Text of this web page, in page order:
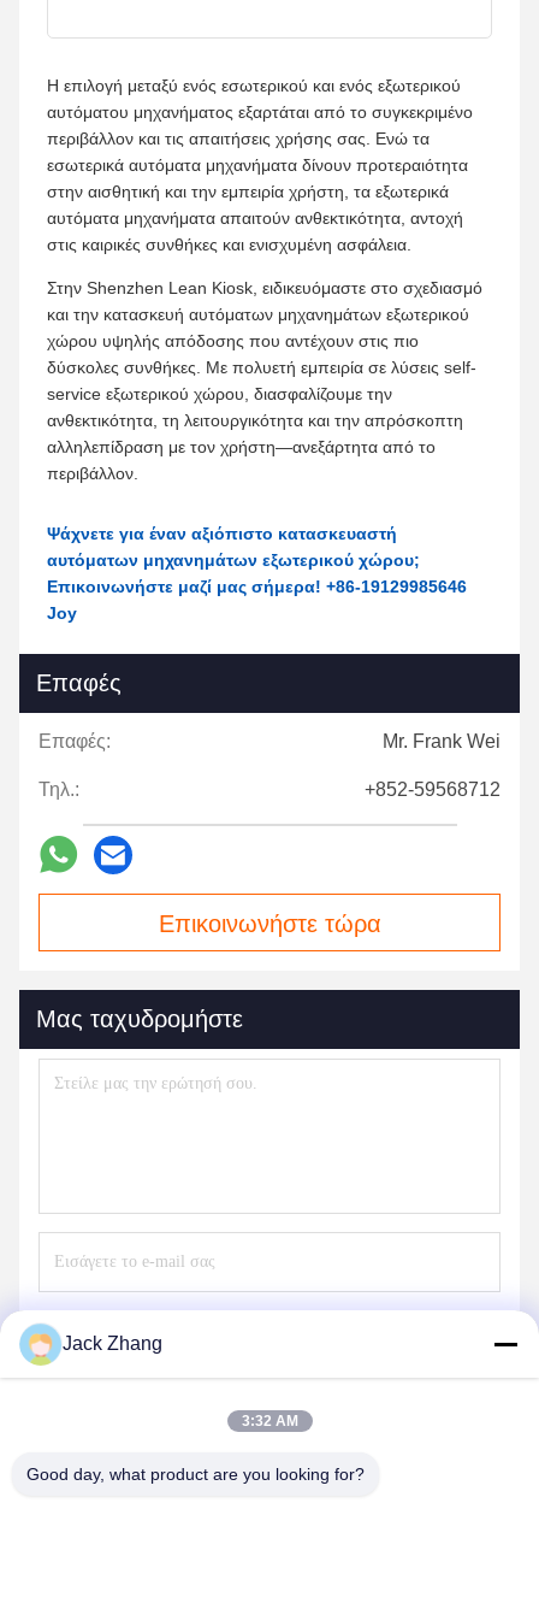
Η επιλογή μεταξύ ενός εσωτερικού και ενός εξωτερικού
αυτόματου μηχανήματος εξαρτάται από το συγκεκριμένο
περιβάλλον και τις απαιτήσεις χρήσης σας. Ενώ τα
εσωτερικά αυτόματα μηχανήματα δίνουν προτεραιότητα
στην αισθητική και την εμπειρία χρήστη, τα εξωτερικά
αυτόματα μηχανήματα απαιτούν ανθεκτικότητα, αντοχή
στις καιρικές συνθήκες και ενισχυμένη ασφάλεια.
Στην Shenzhen Lean Kiosk, ειδικευόμαστε στο σχεδιασμό
και την κατασκευή αυτόματων μηχανημάτων εξωτερικού
χώρου υψηλής απόδοσης που αντέχουν στις πιο
δύσκολες συνθήκες. Με πολυετή εμπειρία σε λύσεις self-
service εξωτερικού χώρου, διασφαλίζουμε την
ανθεκτικότητα, τη λειτουργικότητα και την απρόσκοπτη
αλληλεπίδραση με τον χρήστη—ανεξάρτητα από το
περιβάλλον.
Ψάχνετε για έναν αξιόπιστο κατασκευαστή
αυτόματων μηχανημάτων εξωτερικού χώρου;
Επικοινωνήστε μαζί μας σήμερα! +86-19129985646
Joy
Επαφές
Επαφές: Mr. Frank Wei
Τηλ.: +852-59568712
Επικοινωνήστε τώρα
Μας ταχυδρομήστε
Jack Zhang
3:32 AM
Good day, what product are you looking for?